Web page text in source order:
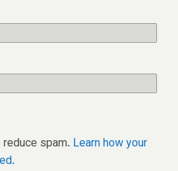
spam. Learn how your